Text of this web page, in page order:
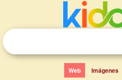
Web Imágenes